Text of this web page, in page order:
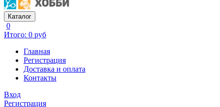
Каталог
0
Итого: 0 руб
Главная
Регистрация
Доставка и оплата
Контакты
Вход
Регистрация